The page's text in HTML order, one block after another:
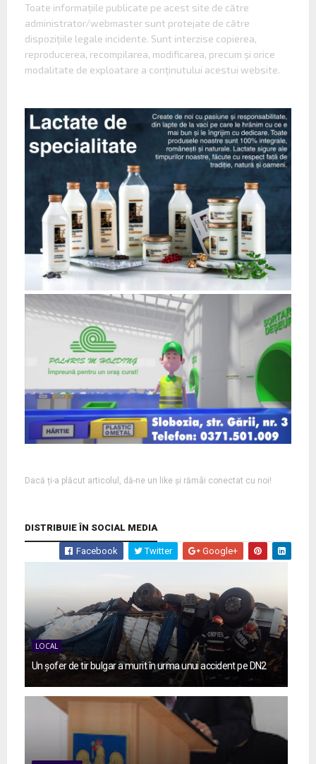
Toate informaţiile publicate pe acest site de către
administrator/webmaster sunt protejate de către
dispoziţiile legale incidente. Sunt interzise copierea,
reproducerea, recompilarea, modificarea, precum şi orice
modalitate de exploatare a conţinutului acestui website.
Dacă ți-a plăcut articolul, dă-ne un like și rămâi conectat cu noi!
DISTRIBUIE ÎN SOCIAL MEDIA
Facebook Twitter Google+
LOCAL
Un șofer de tir bulgar a murit în urma unui accident pe DN2